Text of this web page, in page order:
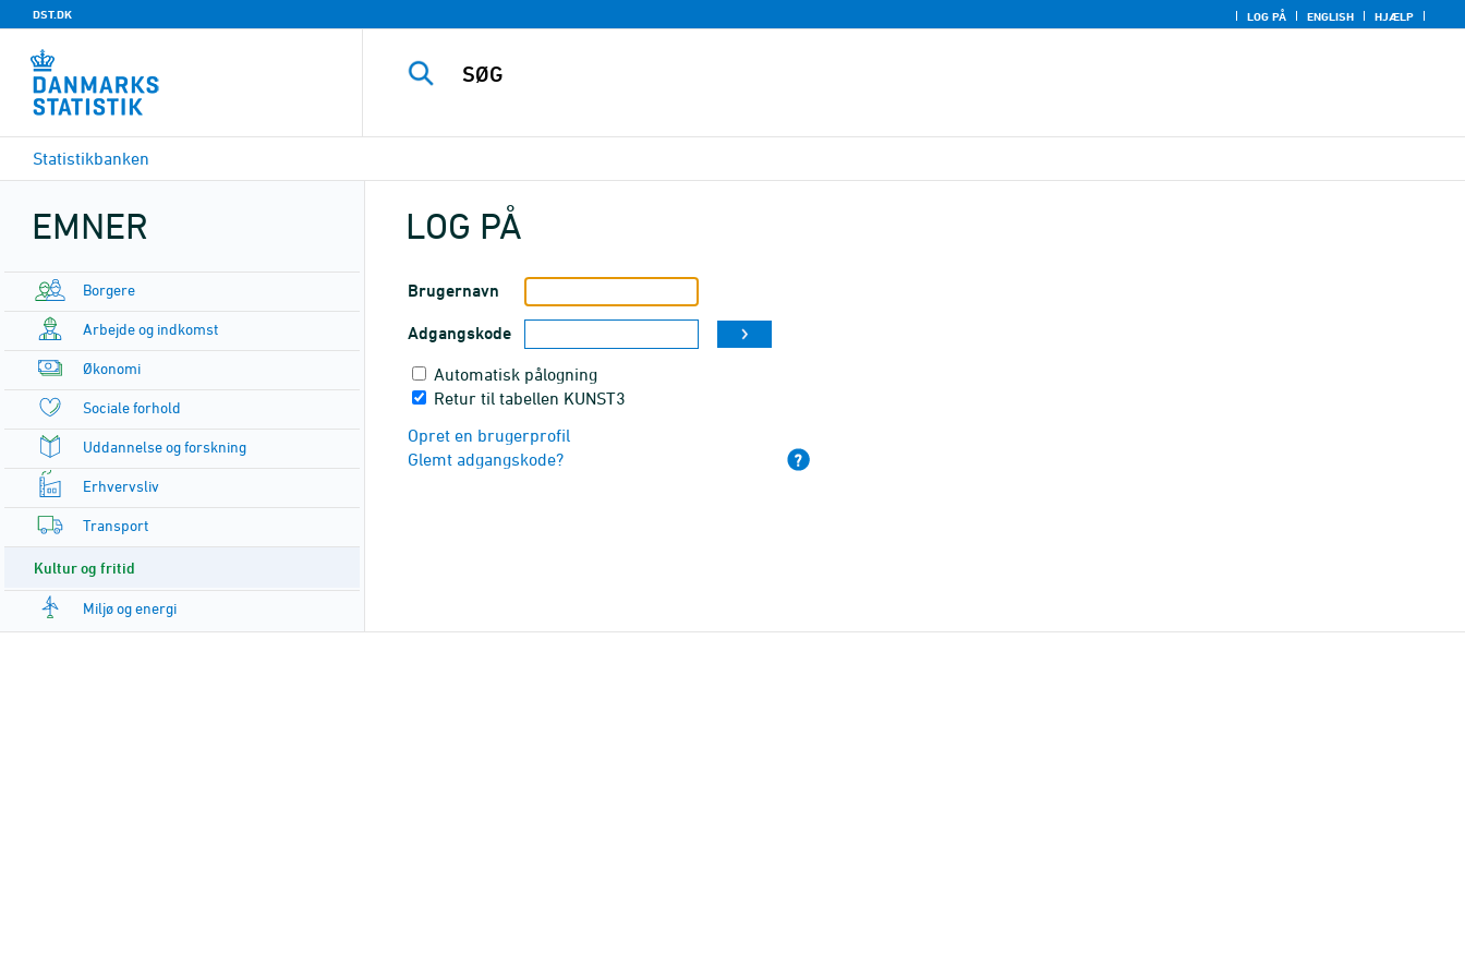
DST.DK LOG PÅ ENGLISH HJÆLP
Statistikbanken
EMNER
Borgere
Arbejde og indkomst
Økonomi
Sociale forhold
Uddannelse og forskning
Erhvervsliv
Transport
Kultur og fritid
Miljø og energi
LOG PÅ
Brugernavn
Adgangskode
Automatisk pålogning
Retur til tabellen KUNST3
Opret en brugerprofil
Glemt adgangskode?